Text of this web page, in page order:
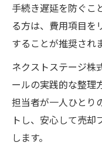
手続き遅延を防ぐこ
る方は、費用項目を
することが推奨され
ネクストステージ株
ールの実践的な整理
担当者が一人ひとり
トし、安心して売却
します。